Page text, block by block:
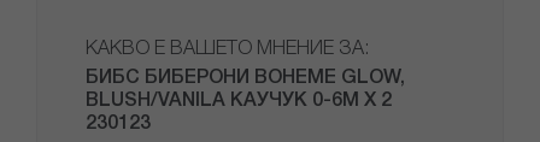
КАКВО Е ВАШЕТО МНЕНИЕ ЗА:
БИБС БИБЕРОНИ BOHEME GLOW,
BLUSH/VANILA КАУЧУК 0-6М X 2
230123